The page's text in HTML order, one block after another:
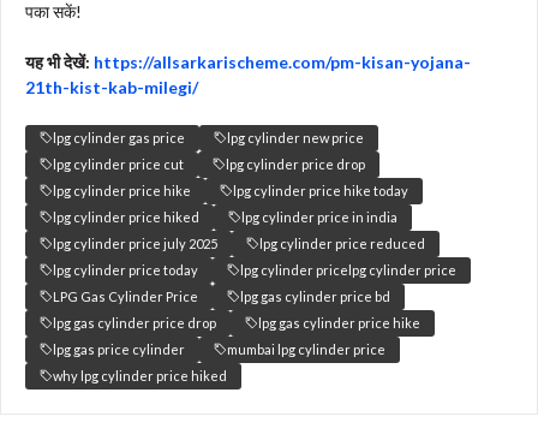
पका सकें!
यह भी देखें: https://allsarkarischeme.com/pm-kisan-yojana-
21th-kist-kab-milegi/
lpg cylinder gas price
lpg cylinder new price
lpg cylinder price cut
lpg cylinder price drop
lpg cylinder price hike
lpg cylinder price hike today
lpg cylinder price hiked
lpg cylinder price in india
lpg cylinder price july 2025
lpg cylinder price reduced
lpg cylinder price today
lpg cylinder pricelpg cylinder price
LPG Gas Cylinder Price
lpg gas cylinder price bd
lpg gas cylinder price drop
lpg gas cylinder price hike
lpg gas price cylinder
mumbai lpg cylinder price
why lpg cylinder price hiked